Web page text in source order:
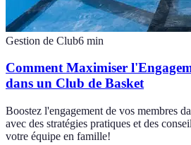
Gestion de Club6 min
Comment Maximiser
dans un Club de Basket
Boostez l'engagement de vos membres
avec des stratégies pratiques et des
votre équipe en famille!